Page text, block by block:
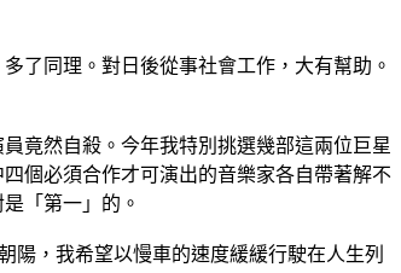
了同理。對日後從事社會工作，大有幫助。
竟然自殺。今年我特別挑選幾部這兩位巨星
個必須合作才可演出的音樂家各自帶著解不
「第一」的。
，我希望以慢車的速度緩緩行駛在人生列